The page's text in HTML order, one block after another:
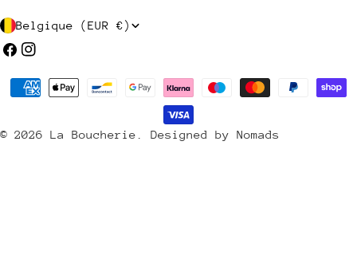
P
a
/
Belgique (EUR €)
Facebook
Instagram
© 2026 La Boucherie Designed by Nomads
Méthodes
payement